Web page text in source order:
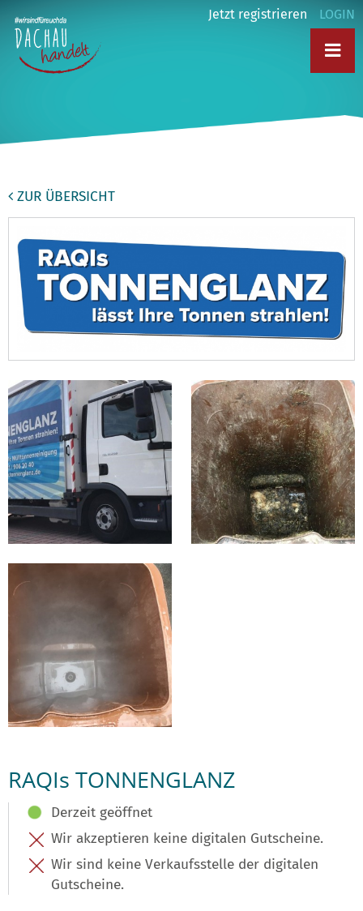
Jetzt registrieren LOGIN
ZUR ÜBERSICHT
RAQIs TONNENGLANZ
Derzeit geöffnet
Wir akzeptieren keine digitalen Gutscheine.
Wir sind keine Verkaufsstelle der digitalen
Gutscheine.